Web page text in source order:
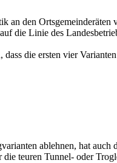
den Ortsgemeinderäten
die Linie des
die ersten vier
ablehnen, hat auch
teuren Tunnel- oder